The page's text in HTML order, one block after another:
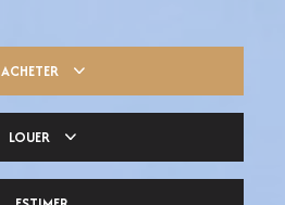
ACHETER
LOUER